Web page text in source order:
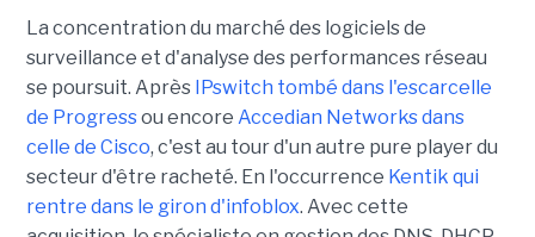
La concentration du marché des logiciels de
surveillance et d'analyse des performances réseau
se poursuit. Après IPswitch tombé dans l'escarcelle
de Progressou encore Accedian Networks dans
celle de Cisco, c'est au tour d'un autre pure player du
secteur d'être racheté. En l'occurrence Kentik qui
rentre dans le giron d'infoblox. Avec cette